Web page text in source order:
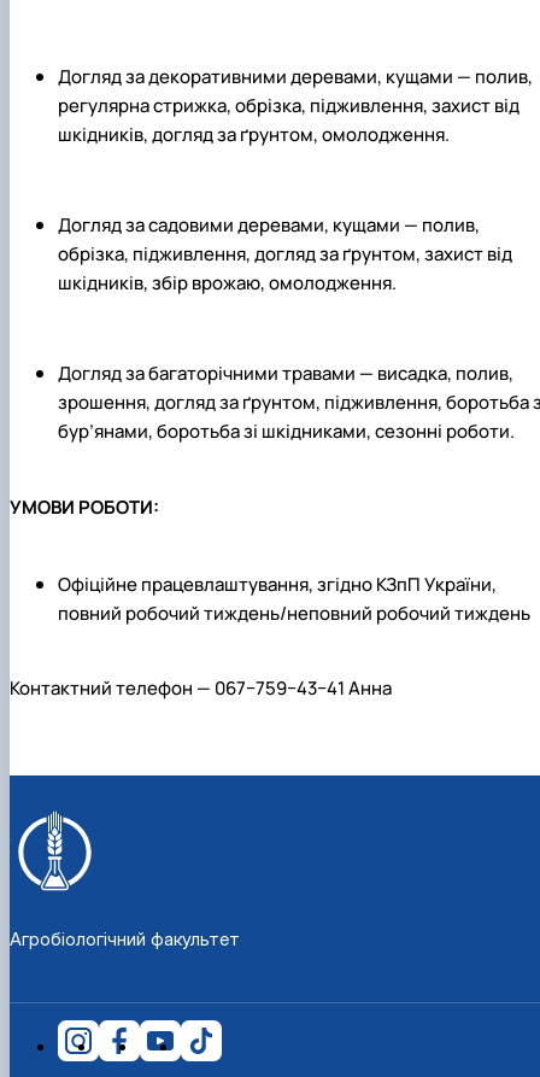
Догляд за декоративними деревами, кущами — полив,
регулярна стрижка, обрізка, підживлення, захист від
шкідників, догляд за ґрунтом, омолодження.
Догляд за садовими деревами, кущами — полив,
обрізка, підживлення, догляд за ґрунтом, захист від
шкідників, збір врожаю, омолодження.
Догляд за багаторічними травами — висадка, полив,
зрошення, догляд за ґрунтом, підживлення, боротьба
бур’янами, боротьба зі шкідниками, сезонні роботи.
УМОВИ РОБОТИ:
Офіційне працевлаштування, згідно КЗпП України,
повний робочий тиждень/неповний робочий тиждень
Контактний телефон — 067−759−43−41 Анна
Агробіологічний факультет